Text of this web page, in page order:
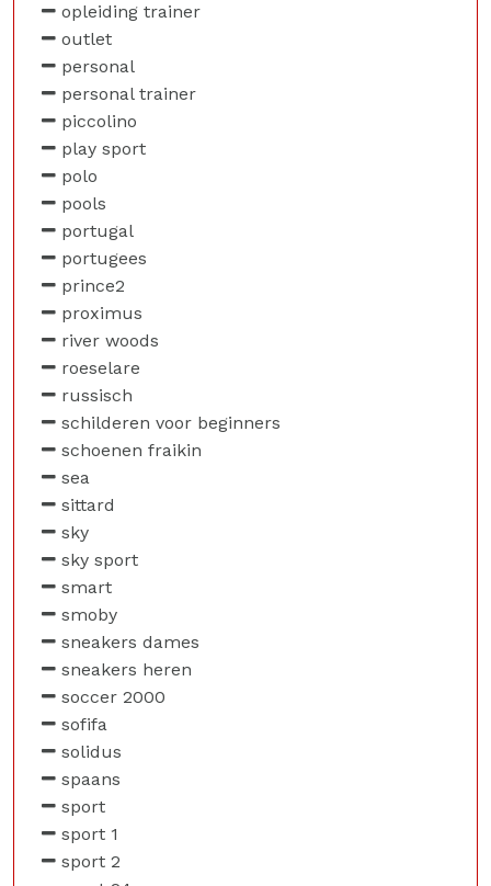
opleiding trainer
outlet
personal
personal trainer
piccolino
play sport
polo
pools
portugal
portugees
prince2
proximus
river woods
roeselare
russisch
schilderen voor beginners
schoenen fraikin
sea
sittard
sky
sky sport
smart
smoby
sneakers dames
sneakers heren
soccer 2000
sofifa
solidus
spaans
sport
sport 1
sport 2